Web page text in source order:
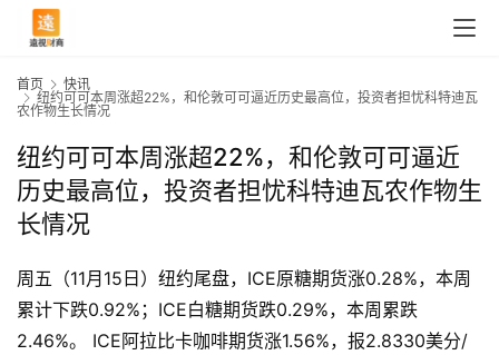
首页
快讯
纽约可可本周涨超22%，和伦敦可可逼近历史最高位，投资者担忧科特迪瓦
农作物生长情况
纽约可可本周涨超22%，和伦敦可可逼近
历史最高位，投资者担忧科特迪瓦农作物生
长情况
周五（11月15日）纽约尾盘，ICE原糖期货涨0.28%，本周
累计下跌0.92%；ICE白糖期货跌0.29%，本周累跌
2.46%。 ICE阿拉比卡咖啡期货涨1.56%，报2.8330美分/